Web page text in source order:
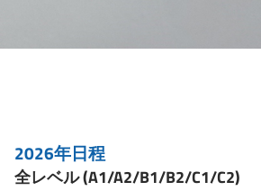
2026年日程
全レベル (A1/A2/B1/B2/C1/C2)